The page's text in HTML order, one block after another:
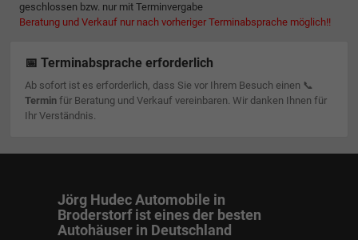
geschlossen bzw. nur mit Terminvergabe
Beratung und Verkauf nur nach vorheriger Terminabsprache möglich!!
📅 Terminabsprache erforderlich
Ab sofort ist es erforderlich, dass Sie vor Ihrem Besuch einen 📞
Terminfür Beratung und Verkauf vereinbaren. Wir danken Ihnen für
Ihr Verständnis.
Jörg Hudec Automobile in
Broderstorf ist eines der besten
Autohäuser in Deutschland